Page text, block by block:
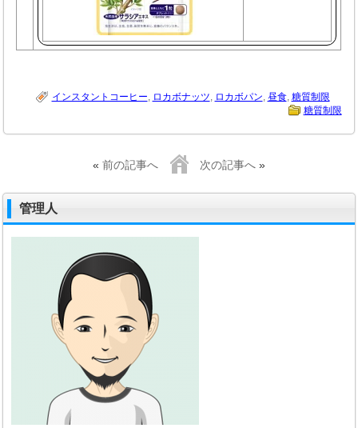
インスタントコーヒー ロカボナッツ ロカボパン 昼食, 糖質制限
糖質制限
« 前の記事へ 次の記事へ »
管理人